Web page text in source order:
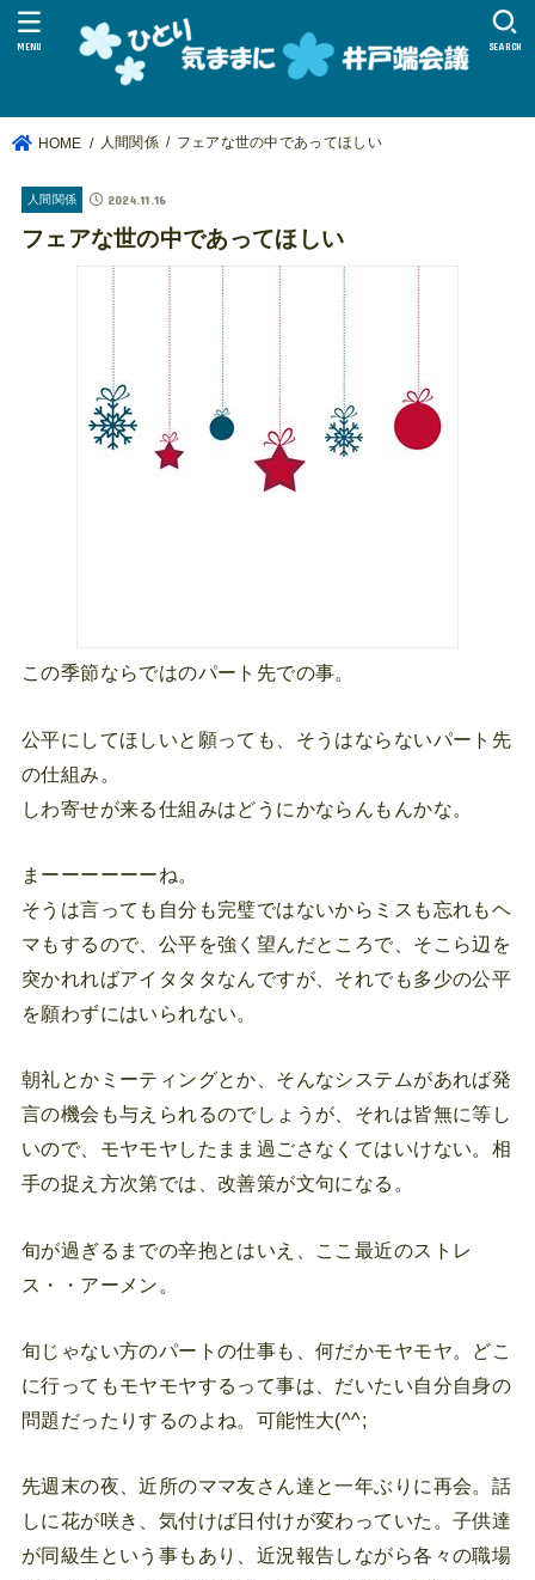
SEARCH
MENU
HOME 人間関係 フェアな世の中であってほしい
人間関係 2024.11.16
フェアな世の中であってほしい
この季節ならではのパート先での事。
公平にしてほしいと願っても、そうはならないパート先
の仕組み。
しわ寄せが来る仕組みはどうにかならんもんかな。
まーーーーーーね。
そうは言っても自分も完璧ではないからミスも忘れもヘ
マもするので、公平を強く望んだところで、そこら辺を
突かれればアイタタタなんですが、それでも多少の公平
を願わずにはいられない。
朝礼とかミーティングとか、そんなシステムがあれば発
言の機会も与えられるのでしょうが、それは皆無に等し
いので、モヤモヤしたまま過ごさなくてはいけない。相
手の捉え方次第では、改善策が文句になる。
旬が過ぎるまでの辛抱とはいえ、ここ最近のストレ
ス・・アーメン。
旬じゃない方のパートの仕事も、何だかモヤモヤ。どこ
に行ってもモヤモヤするって事は、だいたい自分自身の
問題だったりするのよね。可能性大(^^;
先週末の夜、近所のママ友さん達と一年ぶりに再会。話
しに花が咲き、気付けば日付けが変わっていた。子供達
が同級生という事もあり、近況報告しながら各々の職場